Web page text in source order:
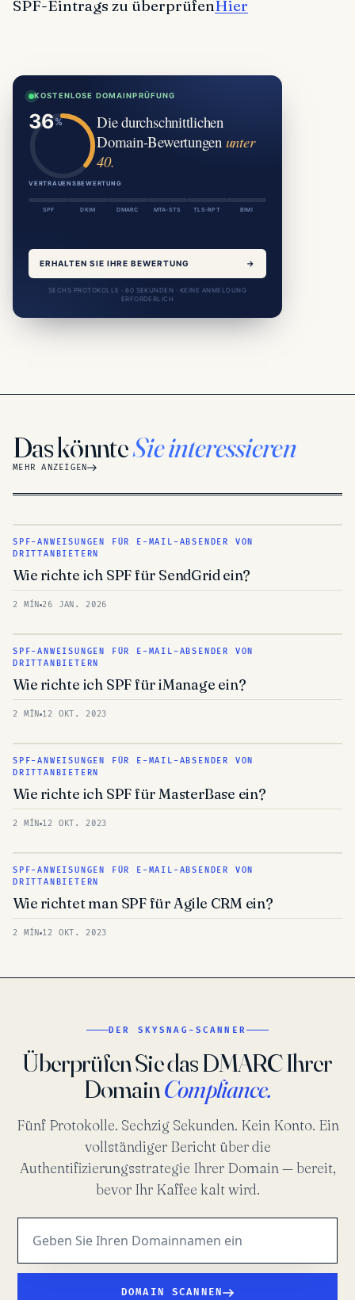
SPF-Eintrags zu überprüfenHier
KOSTENLOSE DOMAINPRÜFUNG
VERTRAUENSBEWERTUNG
Die durchschnittlichen
Domain-Bewertungen unter
40.
SPF DKIM DMARC MTA-STS TLS-RPT BIMI
ERHALTEN SIE IHRE BEWERTUNG →
SECHS PROTOKOLLE · 60 SEKUNDEN · KEINE ANMELDUNG
ERFORDERLICH
Das könnteSie interessieren
MEHR ANZEIGEN
SPF-ANWEISUNGEN FÜR E-MAIL-ABSENDER VON
DRITTANBIETERN
Wie richte ich SPF für SendGrid ein?
2 MÍN 26 JAN. 2026
SPF-ANWEISUNGEN FÜR E-MAIL-ABSENDER VON
DRITTANBIETERN
Wie richte ich SPF für iManage ein?
2 MÍN 12 OKT. 2023
SPF-ANWEISUNGEN FÜR E-MAIL-ABSENDER VON
DRITTANBIETERN
Wie richte ich SPF für MasterBase ein?
2 MÍN 12 OKT. 2023
SPF-ANWEISUNGEN FÜR E-MAIL-ABSENDER VON
DRITTANBIETERN
Wie richtet man SPF für Agile CRM ein?
2 MÍN 12 OKT. 2023
DER SKYSNAG-SCANNER
Überprüfen Sie das DMARC Ihrer
DomainCompliance.
Fünf Protokolle. Sechzig Sekunden. Kein Konto. Ein
vollständiger Bericht über die
Authentifizierungsstrategie Ihrer Domain — bereit,
bevor Ihr Kaffee kalt wird.
DOMAIN SCANNEN